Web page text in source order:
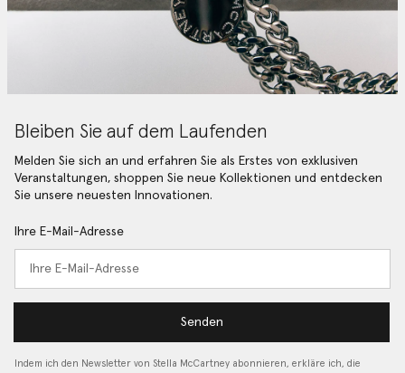
Bleiben Sie auf dem Laufenden
Melden Sie sich an und erfahren Sie als Erstes von exklusiven
Veranstaltungen, shoppen Sie neue Kollektionen und entdecken
Sie unsere neuesten Innovationen.
Ihre E-Mail-Adresse
Senden
Indem ich den Newsletter von Stella McCartney abonnieren, erkläre ich, die